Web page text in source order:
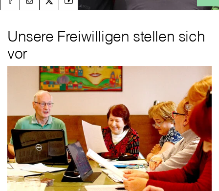
Unsere Freiwilligen stellen sich
vor